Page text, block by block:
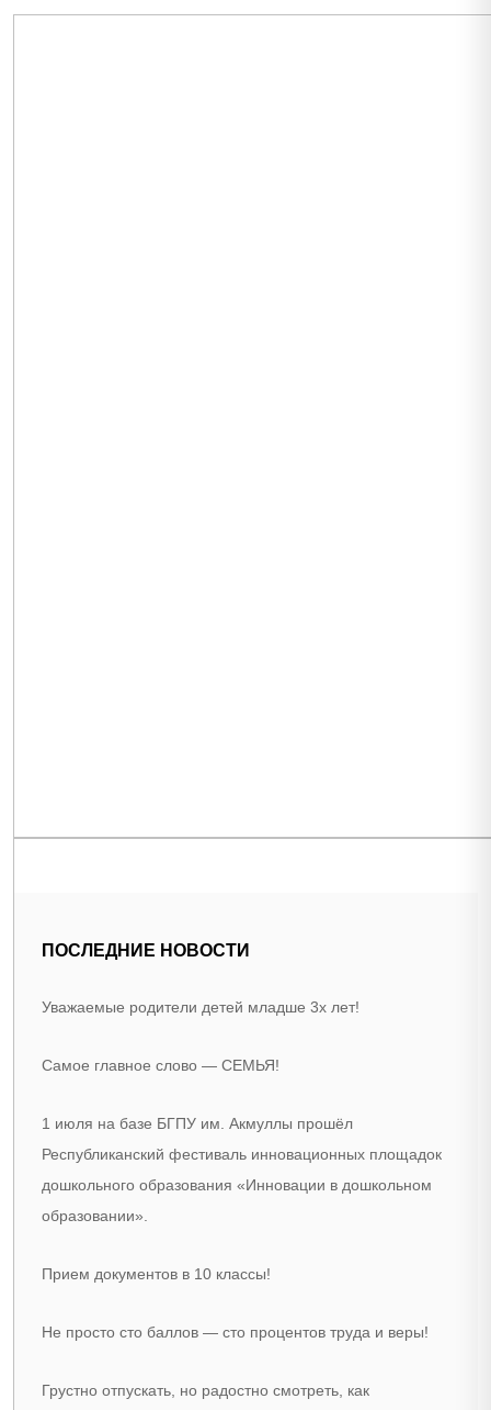
ПОСЛЕДНИЕ НОВОСТИ
Уважаемые родители детей младше 3х лет!
Самое главное слово — СЕМЬЯ!
1 июля на базе БГПУ им. Акмуллы прошёл
Республиканский фестиваль инновационных площадок
дошкольного образования «Инновации в дошкольном
образовании».
Прием документов в 10 классы!
Не просто сто баллов — сто процентов труда и веры!
Грустно отпускать, но радостно смотреть, как